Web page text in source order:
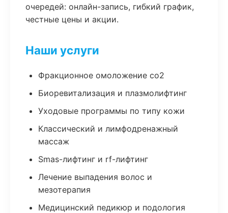
очередей: онлайн-запись, гибкий график,
честные цены и акции.
Наши услуги
Фракционное омоложение co2
Биоревитализация и плазмолифтинг
Уходовые программы по типу кожи
Классический и лимфодренажный
массаж
Smas-лифтинг и rf-лифтинг
Лечение выпадения волос и
мезотерапия
Медицинский педикюр и подология